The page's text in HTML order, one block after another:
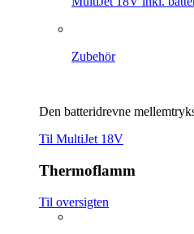
Zubehör
Den batteridrevne
Til MultiJet 18V
Thermoflamm
Til oversigten